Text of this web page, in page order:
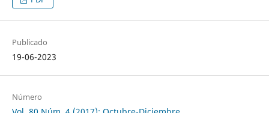
Publicado
19-06-2023
Número